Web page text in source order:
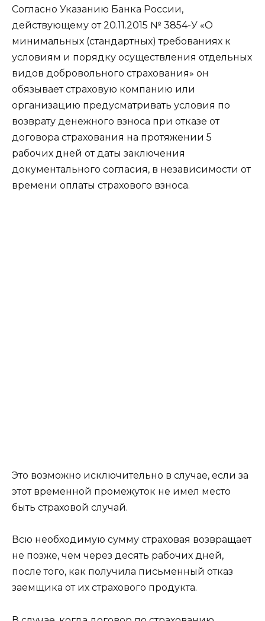
Согласно Указанию Банка России,
действующему от 20.11.2015 № 3854-У «О
минимальных (стандартных) требованиях к
условиям и порядку осуществления отдельных
видов добровольного страхования» он
обязывает страховую компанию или
организацию предусматривать условия по
возврату денежного взноса при отказе от
договора страхования на протяжении 5
рабочих дней от даты заключения
документального согласия, в независимости от
времени оплаты страхового взноса.
Это возможно исключительно в случае, если за
этот временной промежуток не имел место
быть страховой случай.
Всю необходимую сумму страховая возвращает
не позже, чем через десять рабочих дней,
после того, как получила письменный отказ
заемщика от их страхового продукта.